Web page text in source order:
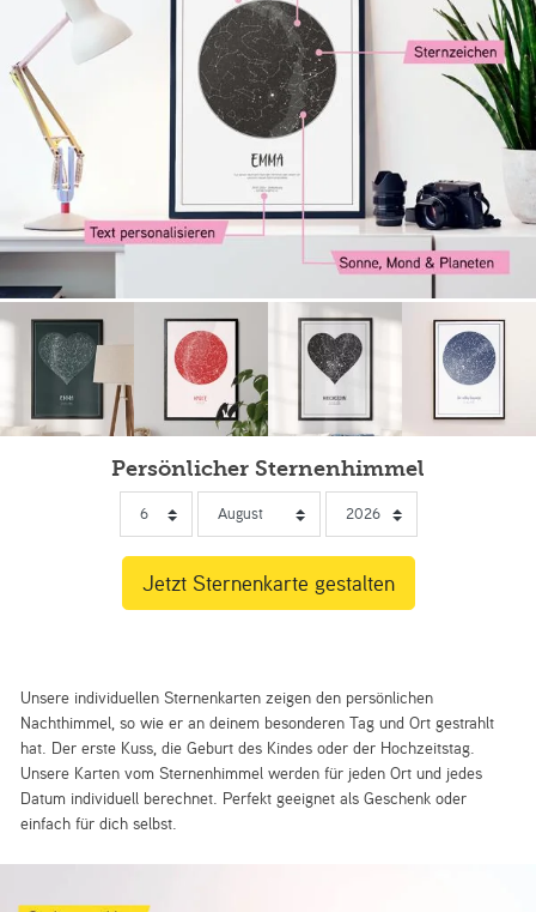
Persönlicher Sternenhimmel
Unsere individuellen Sternenkarten zeigen den persönlichen
Nachthimmel, so wie er an deinem besonderen Tag und Ort gestrahlt
hat. Der erste Kuss, die Geburt des Kindes oder der Hochzeitstag.
Unsere Karten vom Sternenhimmel werden für jeden Ort und jedes
Datum individuell berechnet. Perfekt geeignet als Geschenk oder
einfach für dich selbst.